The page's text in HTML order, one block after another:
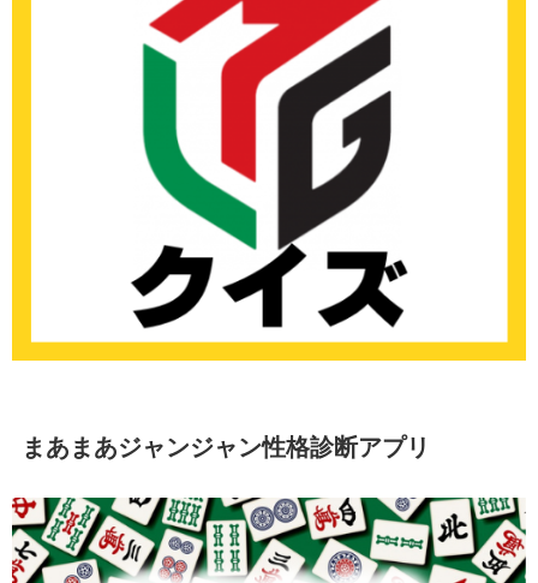
まあまあジャンジャン性格診断アプリ